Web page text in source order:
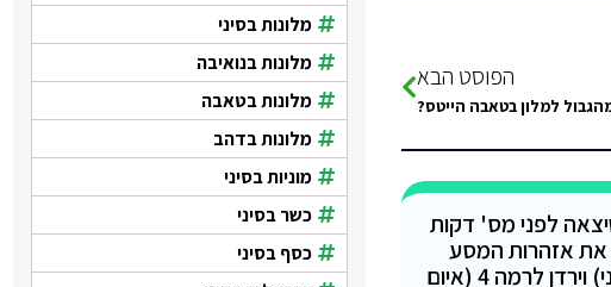
הפוסט הבא
למלון בטאבה הייטס?
לפני מס' דקות
אזהרות המסע
למצרים (כולל סיני) וירדן לרמה 4 (איום
מלונות בסיני
מלונות בנואיבה
מלונות בטאבה
מלונות בדהב
מוניות בסיני
כשר בסיני
כסף בסיני